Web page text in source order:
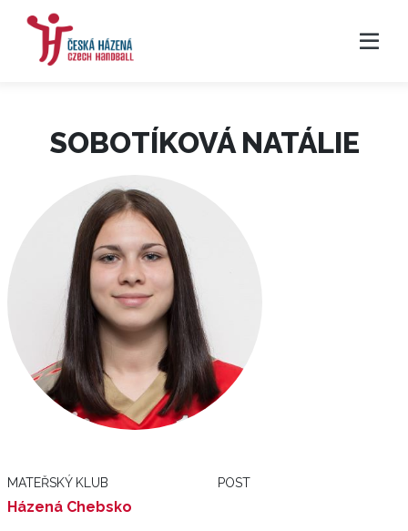
SOBOTÍKOVÁ NATÁLIE
MATEŘSKÝ KLUB
Házená Chebsko
POST